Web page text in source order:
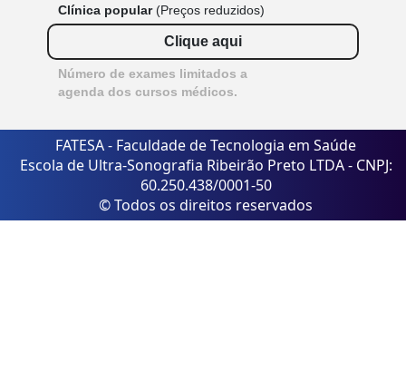
Clínica popular(Preços reduzidos)
Clique aqui
Número de exames limitados a
agenda dos cursos médicos.
FATESA - Faculdade de Tecnologia em Saúde
Escola de Ultra-Sonografia Ribeirão Preto LTDA - CNPJ:
60.250.438/0001-50
© Todos os direitos reservados